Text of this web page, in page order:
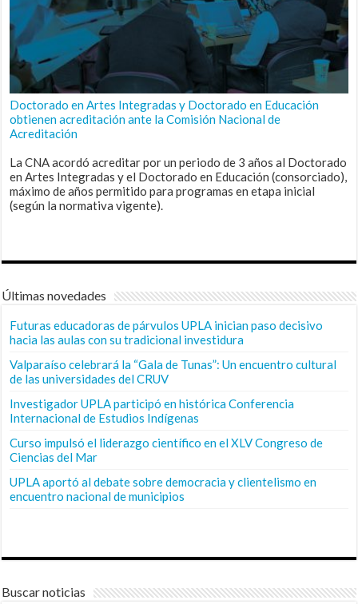
Doctorado en Artes Integradas y Doctorado en Educación
obtienen acreditación ante la Comisión Nacional de
Acreditación
La CNA acordó acreditar por un periodo de 3 años al Doctorado
en Artes Integradas y el Doctorado en Educación (consorciado),
máximo de años permitido para programas en etapa inicial
(según la normativa vigente).
Últimas novedades
Futuras educadoras de párvulos UPLA inician paso decisivo
hacia las aulas con su tradicional investidura
Valparaíso celebrará la “Gala de Tunas”: Un encuentro cultural
de las universidades del CRUV
Investigador UPLA participó en histórica Conferencia
Internacional de Estudios Indígenas
Curso impulsó el liderazgo científico en el XLV Congreso de
Ciencias del Mar
UPLA aportó al debate sobre democracia y clientelismo en
encuentro nacional de municipios
Buscar noticias